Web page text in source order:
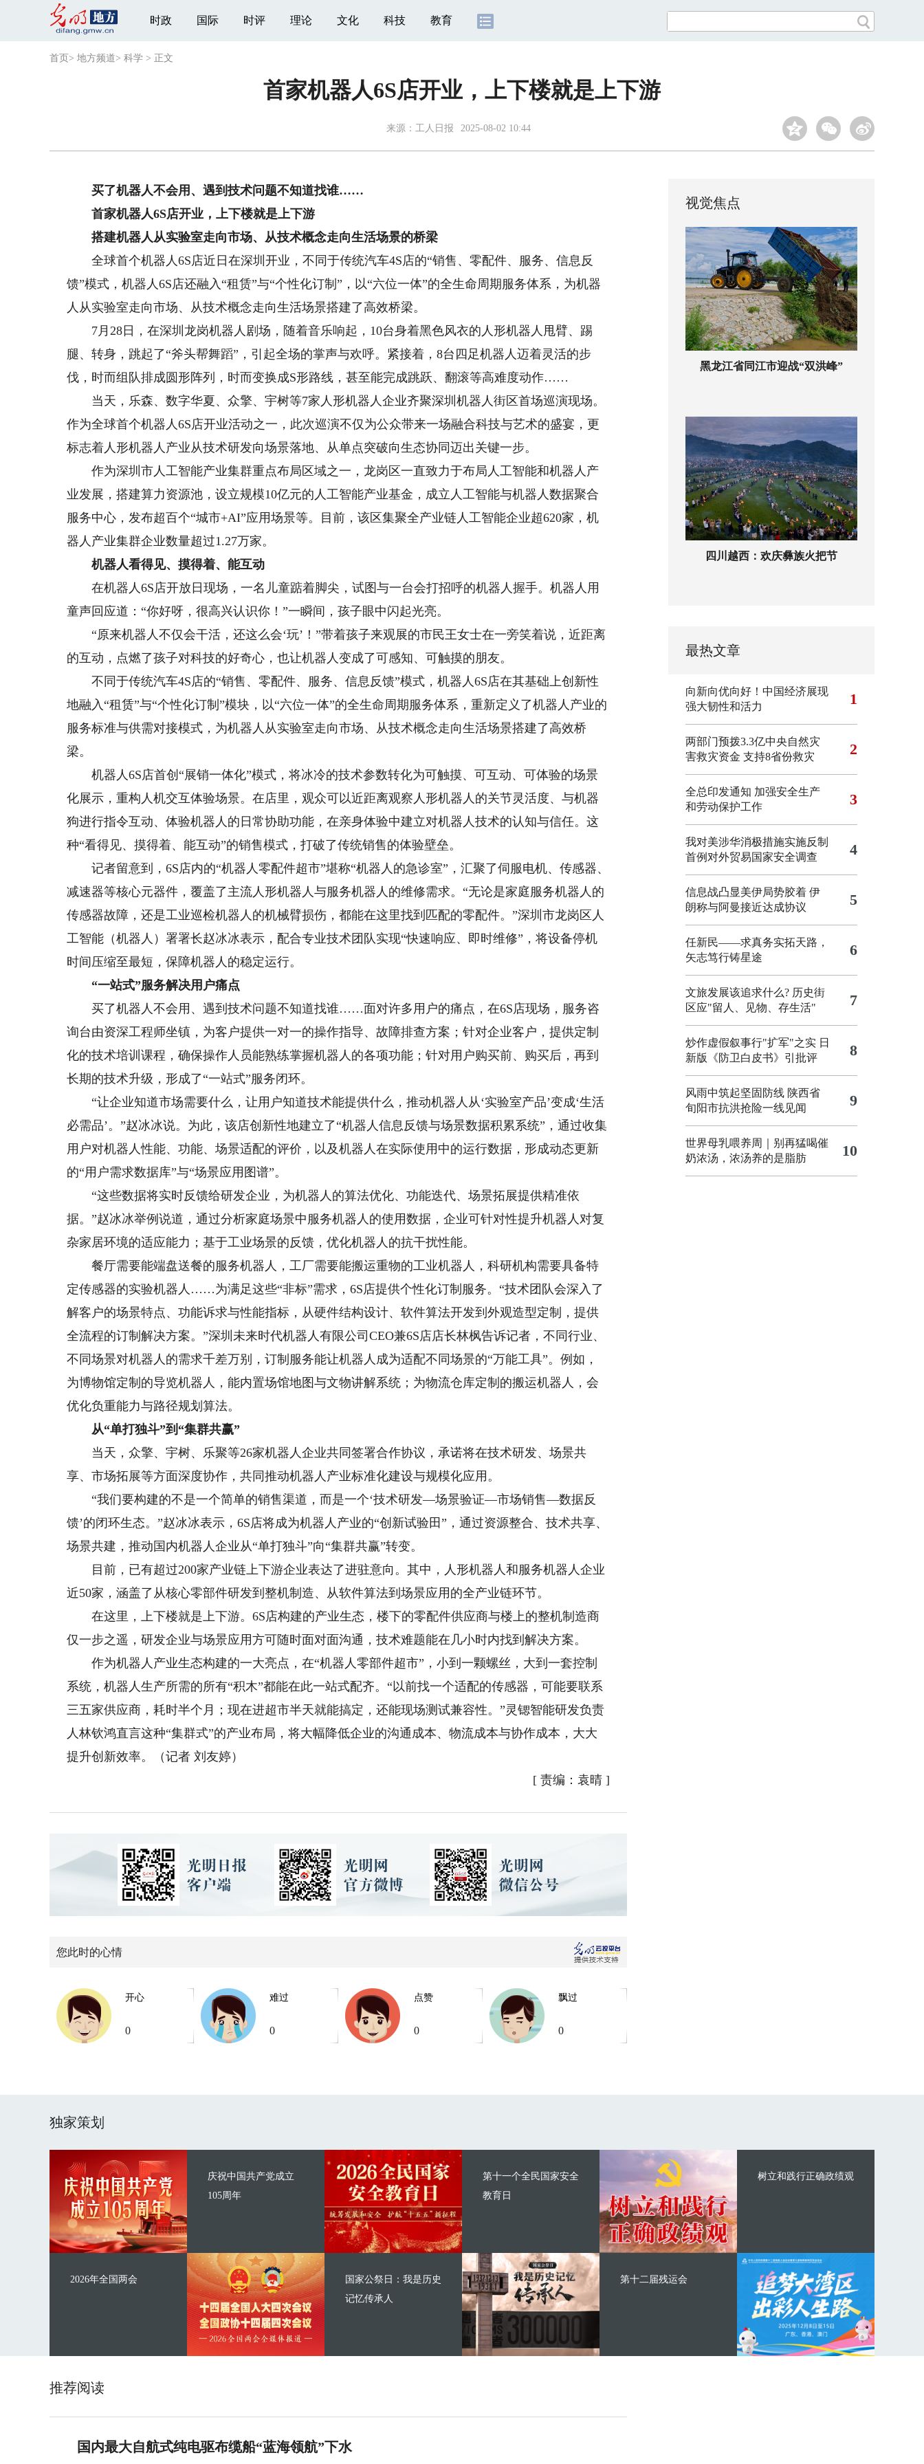
时政 国际 时评 理论 文化 科技 教育
首页 > 地方频道> 科学 > 正文
首家机器人6S店开业，上下楼就是上下游
来源： 工人日报 2025-08-02 10:44
买了机器人不会用、遇到技术问题不知道找谁……
首家机器人6S店开业，上下楼就是上下游
搭建机器人从实验室走向市场、从技术概念走向生活场景的桥梁
全球首个机器人6S店近日在深圳开业，不同于传统汽车4S店的“销售、零配件、服务、信息反
馈”模式，机器人6S店还融入“租赁”与“个性化订制”，以“六位一体”的全生命周期服务体系，为机器
人从实验室走向市场、从技术概念走向生活场景搭建了高效桥梁。
7月28日，在深圳龙岗机器人剧场，随着音乐响起，10台身着黑色风衣的人形机器人甩臂、踢
腿、转身，跳起了“斧头帮舞蹈”，引起全场的掌声与欢呼。紧接着，8台四足机器人迈着灵活的步
伐，时而组队排成圆形阵列，时而变换成S形路线，甚至能完成跳跃、翻滚等高难度动作……
当天，乐森、数字华夏、众擎、宇树等7家人形机器人企业齐聚深圳机器人街区首场巡演现场。
作为全球首个机器人6S店开业活动之一，此次巡演不仅为公众带来一场融合科技与艺术的盛宴，更
标志着人形机器人产业从技术研发向场景落地、从单点突破向生态协同迈出关键一步。
作为深圳市人工智能产业集群重点布局区域之一，龙岗区一直致力于布局人工智能和机器人产
业发展，搭建算力资源池，设立规模10亿元的人工智能产业基金，成立人工智能与机器人数据聚合
服务中心，发布超百个“城市+AI”应用场景等。目前，该区集聚全产业链人工智能企业超620家，机
器人产业集群企业数量超过1.27万家。
机器人看得见、摸得着、能互动
在机器人6S店开放日现场，一名儿童踮着脚尖，试图与一台会打招呼的机器人握手。机器人用
童声回应道：“你好呀，很高兴认识你！”一瞬间，孩子眼中闪起光亮。
“原来机器人不仅会干活，还这么会‘玩’！”带着孩子来观展的市民王女士在一旁笑着说，近距离
的互动，点燃了孩子对科技的好奇心，也让机器人变成了可感知、可触摸的朋友。
不同于传统汽车4S店的“销售、零配件、服务、信息反馈”模式，机器人6S店在其基础上创新性
地融入“租赁”与“个性化订制”模块，以“六位一体”的全生命周期服务体系，重新定义了机器人产业的
服务标准与供需对接模式，为机器人从实验室走向市场、从技术概念走向生活场景搭建了高效桥
梁。
机器人6S店首创“展销一体化”模式，将冰冷的技术参数转化为可触摸、可互动、可体验的场景
化展示，重构人机交互体验场景。在店里，观众可以近距离观察人形机器人的关节灵活度、与机器
狗进行指令互动、体验机器人的日常协助功能，在亲身体验中建立对机器人技术的认知与信任。这
种“看得见、摸得着、能互动”的销售模式，打破了传统销售的体验壁垒。
记者留意到，6S店内的“机器人零配件超市”堪称“机器人的急诊室”，汇聚了伺服电机、传感器、
减速器等核心元器件，覆盖了主流人形机器人与服务机器人的维修需求。“无论是家庭服务机器人的
传感器故障，还是工业巡检机器人的机械臂损伤，都能在这里找到匹配的零配件。”深圳市龙岗区人
工智能（机器人）署署长赵冰冰表示，配合专业技术团队实现“快速响应、即时维修”，将设备停机
时间压缩至最短，保障机器人的稳定运行。
“一站式”服务解决用户痛点
买了机器人不会用、遇到技术问题不知道找谁……面对许多用户的痛点，在6S店现场，服务咨
询台由资深工程师坐镇，为客户提供一对一的操作指导、故障排查方案；针对企业客户，提供定制
化的技术培训课程，确保操作人员能熟练掌握机器人的各项功能；针对用户购买前、购买后，再到
长期的技术升级，形成了“一站式”服务闭环。
“让企业知道市场需要什么，让用户知道技术能提供什么，推动机器人从‘实验室产品’变成‘生活
必需品’。”赵冰冰说。为此，该店创新性地建立了“机器人信息反馈与场景数据积累系统”，通过收集
用户对机器人性能、功能、场景适配的评价，以及机器人在实际使用中的运行数据，形成动态更新
的“用户需求数据库”与“场景应用图谱”。
“这些数据将实时反馈给研发企业，为机器人的算法优化、功能迭代、场景拓展提供精准依
据。”赵冰冰举例说道，通过分析家庭场景中服务机器人的使用数据，企业可针对性提升机器人对复
杂家居环境的适应能力；基于工业场景的反馈，优化机器人的抗干扰性能。
餐厅需要能端盘送餐的服务机器人，工厂需要能搬运重物的工业机器人，科研机构需要具备特
定传感器的实验机器人……为满足这些“非标”需求，6S店提供个性化订制服务。“技术团队会深入了
解客户的场景特点、功能诉求与性能指标，从硬件结构设计、软件算法开发到外观造型定制，提供
全流程的订制解决方案。”深圳未来时代机器人有限公司CEO兼6S店店长林枫告诉记者，不同行业、
不同场景对机器人的需求千差万别，订制服务能让机器人成为适配不同场景的“万能工具”。例如，
为博物馆定制的导览机器人，能内置场馆地图与文物讲解系统；为物流仓库定制的搬运机器人，会
优化负重能力与路径规划算法。
从“单打独斗”到“集群共赢”
当天，众擎、宇树、乐聚等26家机器人企业共同签署合作协议，承诺将在技术研发、场景共
享、市场拓展等方面深度协作，共同推动机器人产业标准化建设与规模化应用。
“我们要构建的不是一个简单的销售渠道，而是一个‘技术研发—场景验证—市场销售—数据反
馈’的闭环生态。”赵冰冰表示，6S店将成为机器人产业的“创新试验田”，通过资源整合、技术共享、
场景共建，推动国内机器人企业从“单打独斗”向“集群共赢”转变。
目前，已有超过200家产业链上下游企业表达了进驻意向。其中，人形机器人和服务机器人企业
近50家，涵盖了从核心零部件研发到整机制造、从软件算法到场景应用的全产业链环节。
在这里，上下楼就是上下游。6S店构建的产业生态，楼下的零配件供应商与楼上的整机制造商
仅一步之遥，研发企业与场景应用方可随时面对面沟通，技术难题能在几小时内找到解决方案。
作为机器人产业生态构建的一大亮点，在“机器人零部件超市”，小到一颗螺丝，大到一套控制
系统，机器人生产所需的所有“积木”都能在此一站式配齐。“以前找一个适配的传感器，可能要联系
三五家供应商，耗时半个月；现在进超市半天就能搞定，还能现场测试兼容性。”灵锶智能研发负责
人林钦鸿直言这种“集群式”的产业布局，将大幅降低企业的沟通成本、物流成本与协作成本，大大
提升创新效率。（记者 刘友婷）
[ 责编：袁晴 ]
您此时的心情
开心
0
难过
0
点赞
0
飘过
0
视觉焦点
黑龙江省同江市迎战“双洪峰”
四川越西：欢庆彝族火把节
最热文章
向新向优向好！中国经济展现
强大韧性和活力
1
两部门预拨3.3亿中央自然灾
害救灾资金 支持8省份救灾
2
全总印发通知 加强安全生产
和劳动保护工作
3
我对美涉华消极措施实施反制
首例对外贸易国家安全调查
4
信息战凸显美伊局势胶着 伊
朗称与阿曼接近达成协议
5
任新民——求真务实拓天路，
矢志笃行铸星途
6
文旅发展该追求什么? 历史街
区应"留人、见物、存生活"
7
炒作虚假叙事行"扩军"之实 日
新版《防卫白皮书》引批评
8
风雨中筑起坚固防线 陕西省
旬阳市抗洪抢险一线见闻
9
世界母乳喂养周｜别再猛喝催
奶浓汤，浓汤养的是脂肪
10
独家策划
庆祝中国共产党成立
105周年
2026年全国两会
第十一个全民国家安全
教育日
国家公祭日：我是历史
记忆传承人
树立和践行正确政绩观
第十二届残运会
推荐阅读
国内最大自航式纯电驱布缆船“蓝海领航”下水